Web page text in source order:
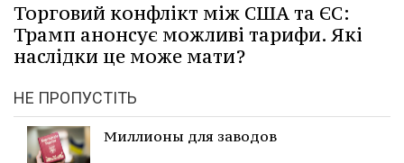
Торговий конфлікт між США та ЄС:
Трамп анонсує можливі тарифи. Які
наслідки це може мати?
НЕ ПРОПУСТІТЬ
Миллионы для заводов